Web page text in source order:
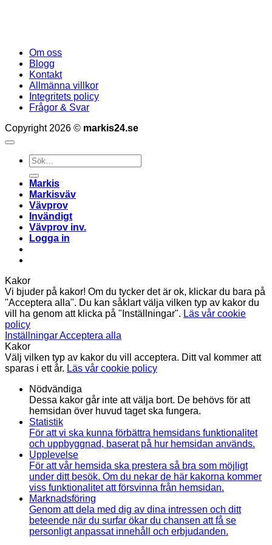
Om oss
Blogg
Kontakt
Allmänna villkor
Integritets policy
Frågor & Svar
Copyright 2026 © markis24.se
Sök
efter:
Markis
Markisväv
Vävprov
Invändigt
Vävprov inv.
Logga in
Kakor
Vi bjuder på kakor! Om du tycker det är ok, klickar du bara på
"Acceptera alla". Du kan såklart välja vilken typ av kakor du
vill ha genom att klicka på "Inställningar". Läs vår cookie
policy
InställningarAcceptera alla
Kakor
Välj vilken typ av kakor du vill acceptera. Ditt val kommer att
sparas i ett år. Läs vår cookie policy
Nödvändiga
Dessa kakor går inte att välja bort. De behövs för att
hemsidan över huvud taget ska fungera.
Statistik
För att vi ska kunna förbättra hemsidans funktionalitet
och uppbyggnad, baserat på hur hemsidan används.
Upplevelse
För att vår hemsida ska prestera så bra som möjligt
under ditt besök. Om du nekar de här kakorna kommer
viss funktionalitet att försvinna från hemsidan.
Marknadsföring
Genom att dela med dig av dina intressen och ditt
beteende när du surfar ökar du chansen att få se
personligt anpassat innehåll och erbjudanden.